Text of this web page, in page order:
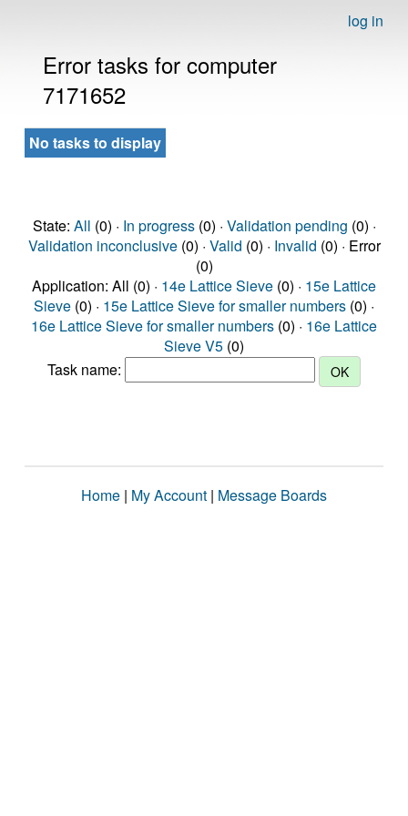
log in
Error tasks for computer
7171652
No tasks to display
State: All (0) · In progress(0) · Validation pending (0) ·
Validation inconclusive(0) · Valid (0) · Invalid (0) · Error
(0)
Application: All (0) · 14e Lattice Sieve (0) · 15e Lattice
Sieve (0) · 15e Lattice Sieve for smaller numbers (0) ·
16e Lattice Sieve for smaller numbers (0) · 16e Lattice
Sieve V5 (0)
Task name:
Home | My Account | Message Boards